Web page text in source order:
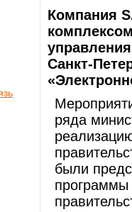
Компания
Санкт-
ряда
были
программы